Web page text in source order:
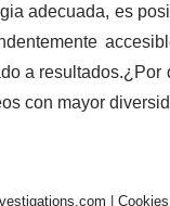
adecuada, es
a resultados.¿Por
con mayor